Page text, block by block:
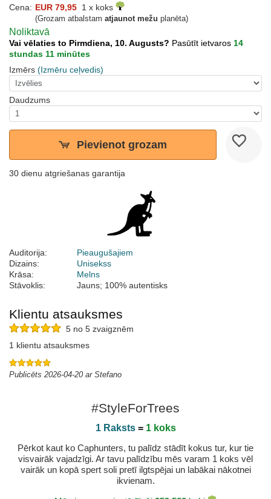
Cena: EUR 79,95 1 x koks
(Grozam atbalstam atjaunot mežu planēta)
Noliktavā
Vai vēlaties to Pirmdiena, 10. Augusts? Pasūtīt ietvaros 14
stundas 11 minūtes
Izmērs (Izmēru ceļvedis)
Daudzums
Pievienot grozam
30 dienu atgriešanas garantija
Auditorija:
Pieaugušajiem
Dizains:
Unisekss
Krāsa:
Melns
Stāvoklis:
Jauns; 100% autentisks
Klientu atsauksmes
5 no 5 zvaigznēm
1 klientu atsauksmes
Publicēts 2026-04-20 ar Stefano
#StyleForTrees
1 Raksts= 1 koks
Pērkot kaut ko Caphunters, tu palīdz stādīt kokus tur, kur tie
visvairāk vajadzīgi. Ar tavu palīdzību mēs varam 1 koks vēl
vairāk un kopā spert soli pretī ilgtspējai un labākai nākotnei
ikvienam.